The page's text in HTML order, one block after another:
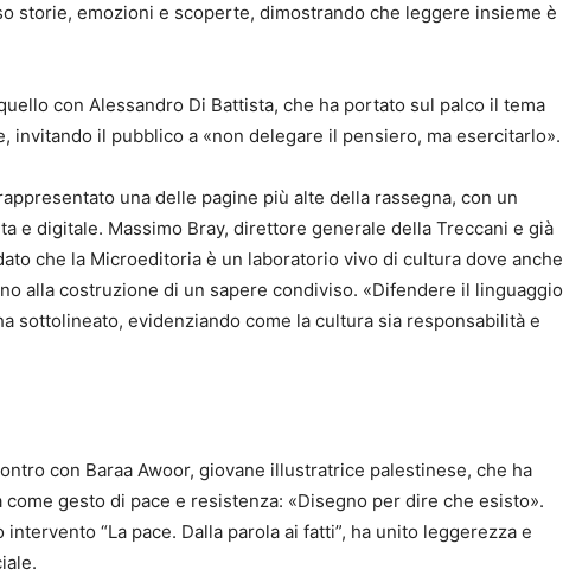
storie, emozioni e scoperte, dimostrando che leggere insieme è
con Alessandro Di Battista, che ha portato sul palco il tema
invitando il pubblico a «non delegare il pensiero, ma esercitarlo».
una delle pagine più alte della rassegna, con un
e digitale. Massimo Bray, direttore generale della Treccani e già
che la Microeditoria è un laboratorio vivo di cultura dove anche
alla costruzione di un sapere condiviso. «Difendere il linguaggio
sottolineato, evidenziando come la cultura sia responsabilità e
con Baraa Awoor, giovane illustratrice palestinese, che ha
gesto di pace e resistenza: «Disegno per dire che esisto».
“La pace. Dalla parola ai fatti”, ha unito leggerezza e